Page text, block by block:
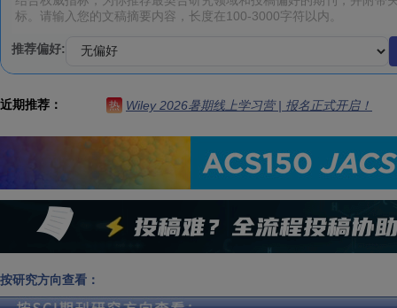
推荐偏好:
近期推荐： 热 Wiley 2026暑期线上学习营 | 报名正式开启！
按研究方向查看：